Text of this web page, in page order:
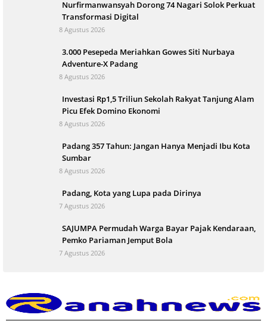
Nurfirmanwansyah Dorong 74 Nagari Solok Perkuat
Transformasi Digital
8 Agustus 2026
3.000 Pesepeda Meriahkan Gowes Siti Nurbaya
Adventure-X Padang
8 Agustus 2026
Investasi Rp1,5 Triliun Sekolah Rakyat Tanjung Alam
Picu Efek Domino Ekonomi
8 Agustus 2026
Padang 357 Tahun: Jangan Hanya Menjadi Ibu Kota
Sumbar
8 Agustus 2026
Padang, Kota yang Lupa pada Dirinya
7 Agustus 2026
SAJUMPA Permudah Warga Bayar Pajak Kendaraan,
Pemko Pariaman Jemput Bola
7 Agustus 2026